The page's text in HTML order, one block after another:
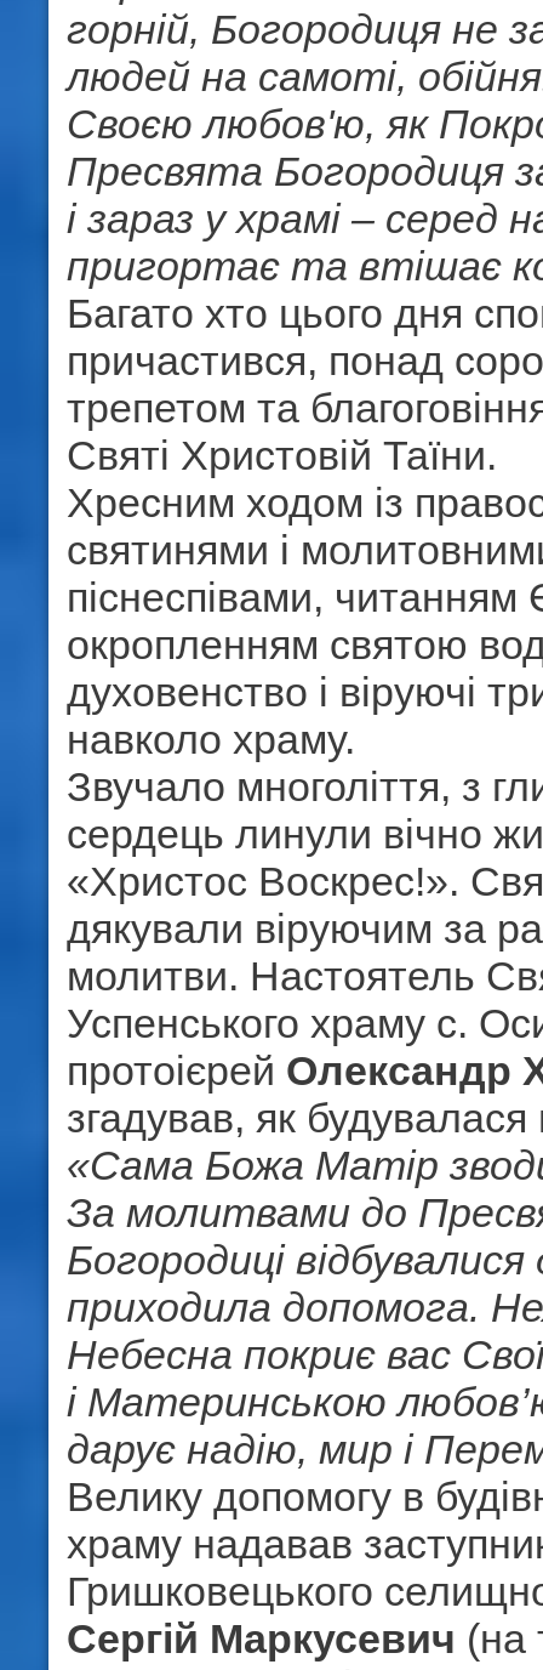
горній, Богородиця не
людей на самоті,
Своєю любов'ю, як
Пресвята Богородиця
і зараз у храмі – серед
пригортає та втішає
Багато хто цього дня
причастився, понад
трепетом та
Святі Христовій Таїни.
Хресним ходом із
святинями і
піснеспівами, читанням
окропленням святою
духовенство і віруючі
навколо храму.
Звучало многоліття, з
сердець линули вічно
«Христос Воскрес!».
дякували віруючим за
молитви. Настоятель
Успенського храму с.
протоієрей Олександр
згадував, як будувалася
«Сама Божа Матір
За молитвами до
Богородиці відбувалися
приходила допомога.
Небесна покриє вас
і Материнською
дарує надію, мир і
Велику допомогу в
храму надавав
Гришковецького
Сергій Маркусевич (на